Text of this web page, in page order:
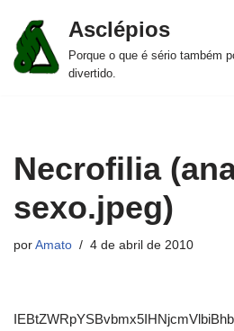
Pular
para
Asclépios
Porque o que é sério também
divertido.
Necrofilia
sexo.jpeg)
por Amato 4 de abril de 2010